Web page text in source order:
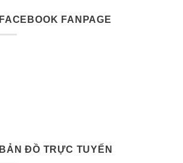
FACEBOOK FANPAGE
BẢN ĐỒ TRỰC TUYẾN